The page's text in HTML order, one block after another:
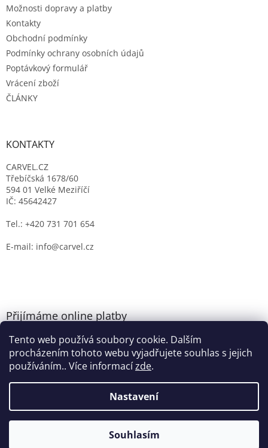
Tento web používá soubory cookie. Dalším
procházením tohoto webu vyjadřujete souhlas s jejich
používáním.. Více informacízde.
Nastavení
Souhlasím
i
Možnosti dopravy a platby
Kontakty
Obchodní podmínky
Podmínky ochrany osobních údajů
Poptávkový formulář
Vrácení zboží
ČLÁNKY
KONTAKTY
CARVEL.CZ
Třebíčská 1678/60
594 01 Velké Meziříčí
IČ: 45642427
Tel.: +420 731 701 654
E-mail: info@carvel.cz
Přijímáme online platby
Vytvořil Shoptet
CARVEL.CZ. Všechna práva vyhrazena.